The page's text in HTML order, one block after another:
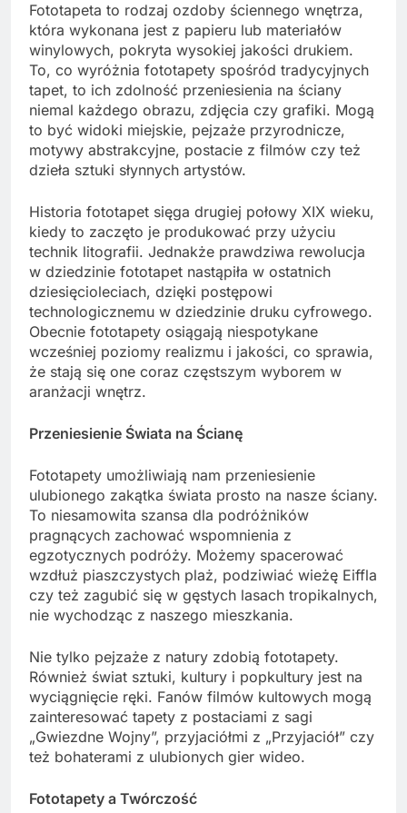
Fototapeta to rodzaj ozdoby ściennego wnętrza,
która wykonana jest z papieru lub materiałów
winylowych, pokryta wysokiej jakości drukiem.
To, co wyróżnia fototapety spośród tradycyjnych
tapet, to ich zdolność przeniesienia na ściany
niemal każdego obrazu, zdjęcia czy grafiki. Mogą
to być widoki miejskie, pejzaże przyrodnicze,
motywy abstrakcyjne, postacie z filmów czy też
dzieła sztuki słynnych artystów.
Historia fototapet sięga drugiej połowy XIX wieku,
kiedy to zaczęto je produkować przy użyciu
technik litografii. Jednakże prawdziwa rewolucja
w dziedzinie fototapet nastąpiła w ostatnich
dziesięcioleciach, dzięki postępowi
technologicznemu w dziedzinie druku cyfrowego.
Obecnie fototapety osiągają niespotykane
wcześniej poziomy realizmu i jakości, co sprawia,
że stają się one coraz częstszym wyborem w
aranżacji wnętrz.
Przeniesienie Świata na Ścianę
Fototapety umożliwiają nam przeniesienie
ulubionego zakątka świata prosto na nasze ściany.
To niesamowita szansa dla podróżników
pragnących zachować wspomnienia z
egzotycznych podróży. Możemy spacerować
wzdłuż piaszczystych plaż, podziwiać wieżę Eiffla
czy też zagubić się w gęstych lasach tropikalnych,
nie wychodząc z naszego mieszkania.
Nie tylko pejzaże z natury zdobią fototapety.
Również świat sztuki, kultury i popkultury jest na
wyciągnięcie ręki. Fanów filmów kultowych mogą
zainteresować tapety z postaciami z sagi
„Gwiezdne Wojny”, przyjaciółmi z „Przyjaciół” czy
też bohaterami z ulubionych gier wideo.
Fototapety a Twórczość